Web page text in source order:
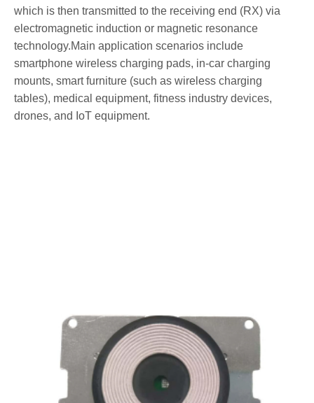
which is then transmitted to the receiving end (RX) via
electromagnetic induction or magnetic resonance
technology.Main application scenarios include
smartphone wireless charging pads, in-car charging
mounts, smart furniture (such as wireless charging
tables), medical equipment, fitness industry devices,
drones, and IoT equipment.